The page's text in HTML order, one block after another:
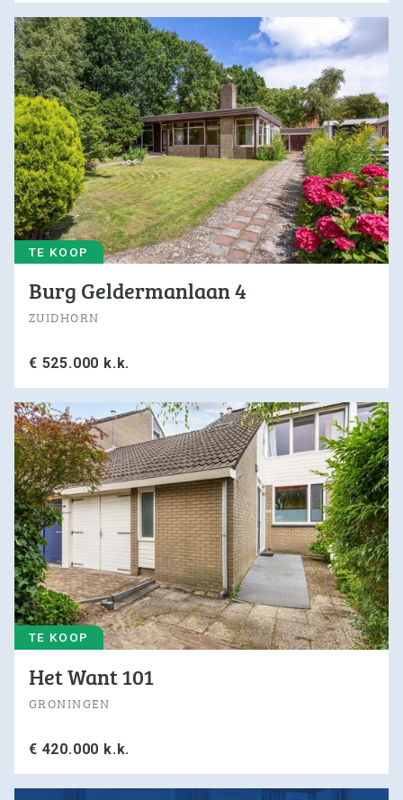
info@dijkstramakelaardij.nl
KvK nr. 02027756 / 02062641
BTW nr. NL825607115B01
TE KOOP
Burg Geldermanlaan 4
ZUIDHORN
€ 525.000 k.k.
TE KOOP
Het Want 101
GRONINGEN
€ 420.000 k.k.